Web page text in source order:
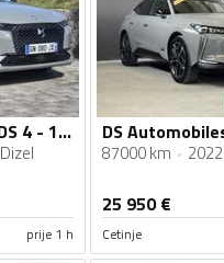
DS Automobiles - DS 4 - 1.5 HDI
Dizel
prije 1 h
87000 km 2022
25 950€
Cetinje